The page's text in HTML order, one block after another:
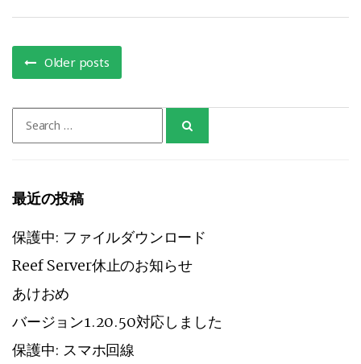
行
Older posts
for:
最近の投稿
保護中: ファイルダウンロード
Reef Server休止のお知らせ
あけおめ
バージョン1.20.50対応しました
保護中: スマホ回線